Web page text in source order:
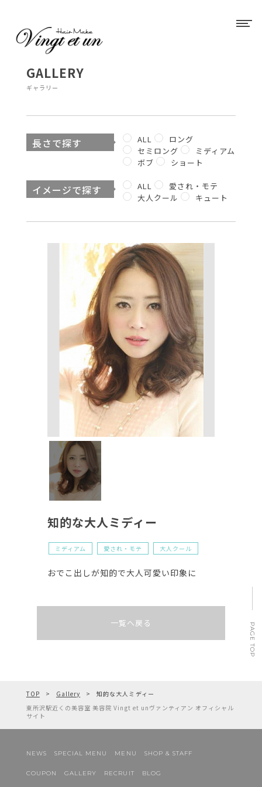
GALLERY
ギャラリー
長さで探す ALL
ロング
セミロング
ミディアム
ボブ
ショート
イメージで探す ALL
愛され・モテ
大人クール
キュート
知的な大人ミディー
ミディアム 愛され・モテ 大人クール
おでこ出しが知的で大人可愛い印象に
一覧へ戻る
TOP Gallery
知的な大人ミディー
東所沢駅近くの美容室 美容院 Vingt et unヴァンティアン オフィシャル
サイト
NEWS SPECIAL MENU MENU SHOP & STAFF
COUPON GALLERY RECRUIT BLOG
PAGE TOP